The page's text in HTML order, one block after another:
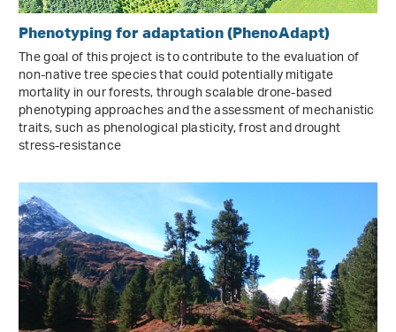
Phenotyping for adaptation (PhenoAdapt)
The goal of this project is to contribute to the evaluation of
non-native tree species that could potentially mitigate
mortality in our forests, through scalable drone-based
phenotyping approaches and the assessment of mechanistic
traits, such as phenological plasticity, frost and drought
stress-resistance